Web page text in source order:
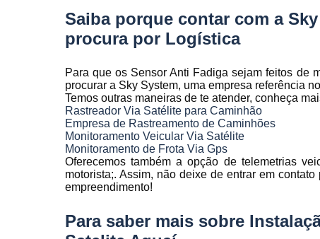
fadiga
veicular
Sistema de
Sistemas
frota
Telemetria
Saiba porque contar com a
procura por Logística
Para que os Sensor Anti Fadiga sejam feitos de
procurar a Sky System, uma empresa referência
Temos outras maneiras de te atender, conheça
Rastreador Via Satélite para Caminhão
Empresa de Rastreamento de Caminhões
Monitoramento Veicular Via Satélite
Monitoramento de Frota Via Gps
Oferecemos também a opção de telemetrias
motorista;. Assim, não deixe de entrar em
empreendimento!
Para saber mais sobre